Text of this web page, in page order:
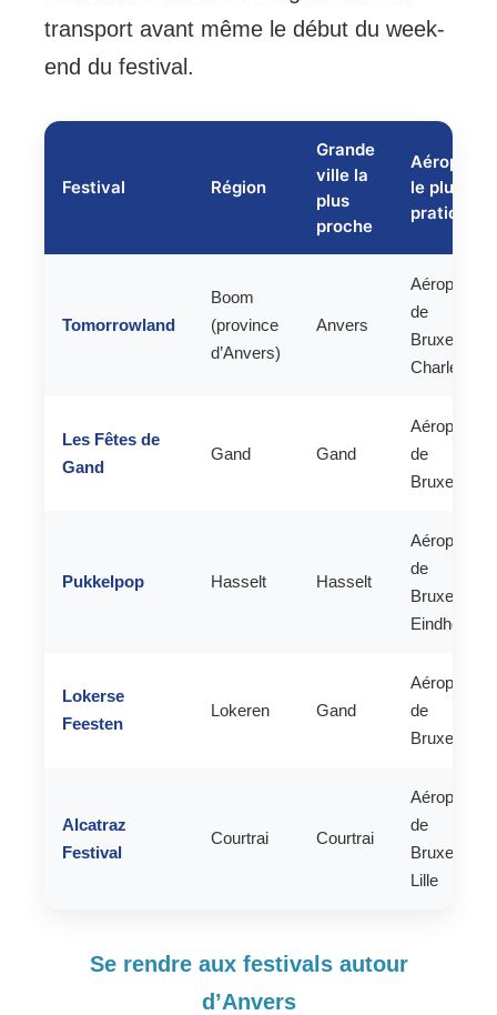
transport avant même le début du week-
end du festival.
Festival Région
Grande
ville la
plus
proche
Aéroport
le plus
pratique
Tomorrowland
Boom
(province
d’Anvers)
Anvers
Aéroport
de
Bruxelles /
Charleroi
Les Fêtes de
Gand
Gand Gand
Aéroport
de
Bruxelles
Pukkelpop Hasselt Hasselt
Aéroport
de
Bruxelles /
Eindhoven
Lokerse
Feesten
Lokeren Gand
Aéroport
de
Bruxelles
Alcatraz
Festival
Courtrai Courtrai
Aéroport
de
Bruxelles /
Lille
Se rendre aux festivals autour
d’Anvers